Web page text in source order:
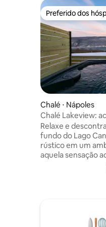
Preferido dos
Preferido dos
Chalé ⋅ Nápoles
Chalé Lakeview:
jacuzzi, jogos
Relaxe e
fundo do Lago
rústico em um
aquela sensação
cabana com
comodidades
hidromassagem